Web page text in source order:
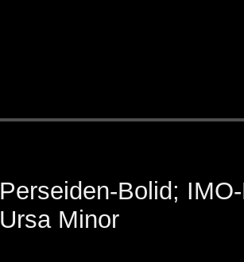
Perseiden-Bolid;
Ursa Minor